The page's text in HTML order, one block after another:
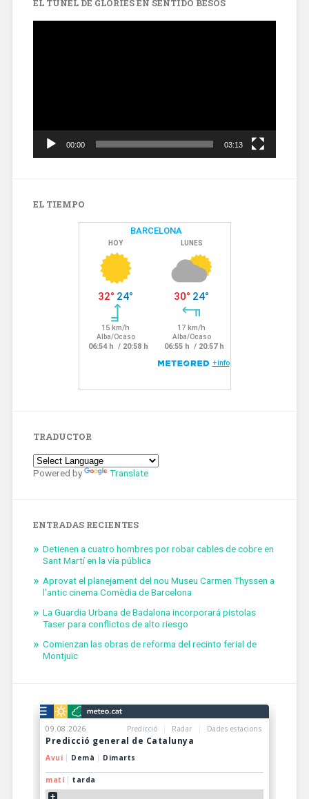
EL TÚNEL DE GLÒRIES EN SENTIDO BESÒS
00:00 03:13
EL TIEMPO
TRADUCTOR
Powered by Translate
ENTRADAS RECIENTES
Detienen a cuatro hombres por robar cables de cobre en
Sant Martí en la vía pública
Aprovat el planejament del nou Museu Carmen Thyssen a
l’antic cinema Comèdia de Barcelona
La Guardia Urbana de Badalona incorporará pistolas
Taser para conflictos de alto riesgo
Comienzan las obras de reforma del recinto ferial de
Montjuïc